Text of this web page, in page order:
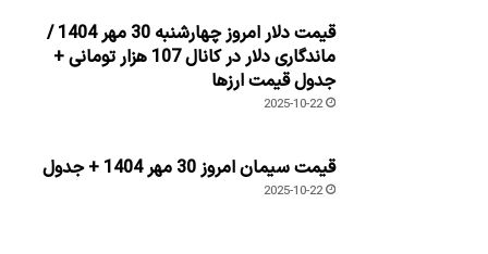
قیمت دلار امروز چهارشنبه 30 مهر 1404 /
ماندگاری دلار در کانال 107 هزار تومانی +
جدول قیمت ارزها
2025-10-22
قیمت سیمان امروز 30 مهر 1404 + جدول
2025-10-22